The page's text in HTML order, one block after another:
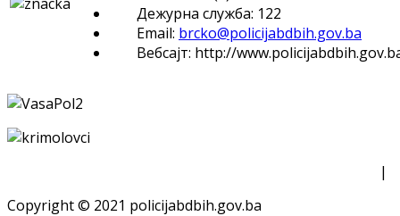
Дежурна служба: 122
Email: brcko@policijabdbih.gov.ba
Вебсајт: http://
|
Copyright © 2021 policijabdbih.gov.ba